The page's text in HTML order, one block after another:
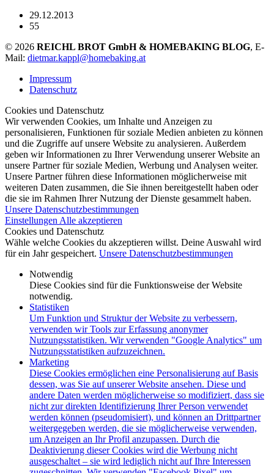
29.12.2013
55
© 2026 REICHL BROT GmbH & HOMEBAKING BLOG, E-
Mail: dietmar.kappl@homebaking.at
Impressum
Datenschutz
Cookies und Datenschutz
Wir verwenden Cookies, um Inhalte und Anzeigen zu
personalisieren, Funktionen für soziale Medien anbieten zu können
und die Zugriffe auf unsere Website zu analysieren. Außerdem
geben wir Informationen zu Ihrer Verwendung unserer Website an
unsere Partner für soziale Medien, Werbung und Analysen weiter.
Unsere Partner führen diese Informationen möglicherweise mit
weiteren Daten zusammen, die Sie ihnen bereitgestellt haben oder
die sie im Rahmen Ihrer Nutzung der Dienste gesammelt haben.
Unsere Datenschutzbestimmungen
Einstellungen Alle akzeptieren
Cookies und Datenschutz
Wähle welche Cookies du akzeptieren willst. Deine Auswahl wird
für ein Jahr gespeichert. Unsere Datenschutzbestimmungen
Notwendig
Diese Cookies sind für die Funktionsweise der Website
notwendig.
Statistiken
Um Funktion und Struktur der Website zu verbessern,
verwenden wir Tools zur Erfassung anonymer
Nutzungsstatistiken. Wir verwenden "Google Analytics" um
Nutzungsstatistiken aufzuzeichnen.
Marketing
Diese Cookies ermöglichen eine Personalisierung auf Basis
dessen, was Sie auf unserer Website ansehen. Diese und
andere Daten werden möglicherweise so modifiziert, dass sie
nicht zur direkten Identifizierung Ihrer Person verwendet
werden können (pseudomisiert), und können an Drittpartner
weitergegeben werden, die sie möglicherweise verwenden,
um Anzeigen an Ihr Profil anzupassen. Durch die
Deaktivierung dieser Cookies wird die Werbung nicht
ausgeschaltet – sie wird lediglich nicht auf Ihre Interessen